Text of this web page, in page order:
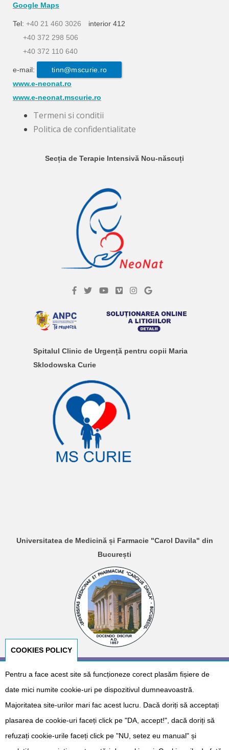
Google Maps
Tel: +40 21 460 3026
interior 412
+40 372 298 506
+40 372 110 640
e-mail:
tinn@mscurie.ro
www.e-neonat.ro
www.e-neonat.mscurie.ro
Termeni si conditii
Politica de confidentialitate
Secția de Terapie Intensivă Nou-născuți
Spitalul Clinic de Urgență pentru copii Maria
Sklodowska Curie
Universitatea de Medicină și Farmacie "Carol Davila" din
București
© Copyright 2026 E-NeoNat. Designed byDr. Cătălin Gabriel
COOKIES POLICY
Pentru a face acest site să funcționeze corect plasăm fișiere de
date mici numite cookie-uri pe dispozitivul dumneavoastră.
Majoritatea site-urilor mari fac acest lucru. Dacă doriți să acceptați
plasarea de cookie-uri faceți click pe "DA, accept!", dacă doriți să
refuzați cookie-urile faceți click pe "NU, setez eu manual" și